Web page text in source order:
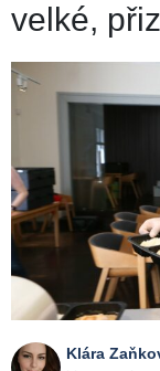
velké,
Klára